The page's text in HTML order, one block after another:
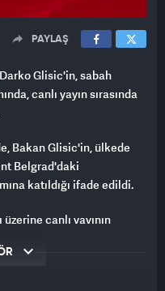
PAYLAŞ
Darko Glisic'in, sabah
canlı yayın sırasında
Bakan Glisic'in, ülkede
Belgrad'daki
katıldığı ifade edildi.
canlı yayının